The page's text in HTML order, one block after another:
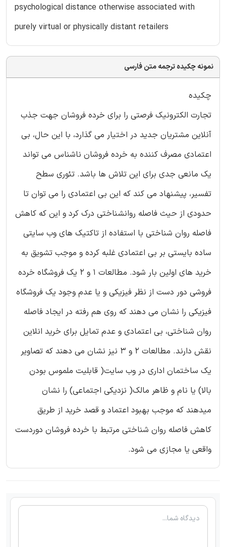
psychological distance otherwise associated with
purely virtual or physically distant retailers
نمونه چکیده ترجمه متن فارسی
چکیده
تجارت الکترونیک فرصتی را برای خرده فروشان جهت جذب
آنلاین مشتریان جدید در اختیار می گذارد، با این حال، بی
اعتمادی مصرف کننده به خرده فروشان ناشناس می تواند
یک مانعی جدی برای این تلاش ها باشد. تئوری سطح
تفسیر، پیشنهاد می کند که این بی اعتمادی را می توان تا
حدودی از حیث فاصله روانشناختی درک کرد و این که کاهش
فاصله روان شناختی با استفاده از تاکتیک های وب سایتی
ساده بایستی بر بی اعتمادی غلبه کرده و موجب تشویق به
خرید های اولین بار شود. مطالعات 1 و 2 یک فروشگاه خرده
فروشی دور دست از نظر فیزیکی و یا عدم وجود یک فروشگاه
فیزیکی را نشان می دهند که روی هم رفته در ایجاد فاصله
روان شناختی، بی اعتمادی و عدم تمایل برای خرید انلاین
نقش دارند. مطالعات 2 و 3 نیز نشان می دهند که تصاویر
یک ساختمان اداری در وب سایت( قابلیت ملموس بودن
بالا) یا نام و ظاهر مالک( نزدیکی اجتماعی) را نشان
میدهند که موجب بهبود اعتماد و قصد خرید از طریق
کاهش فاصله روان شناختی مرتبط با خرده فروشان دوردست
واقعی یا مجازی می شود.